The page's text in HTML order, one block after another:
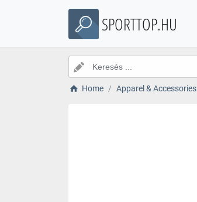
SPORTTOP.HU
Home Apparel & Accessories